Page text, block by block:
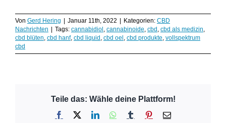
Von Gerd Hering | Januar 11th, 2022 | Kategorien: CBD
Nachrichten | Tags: cannabidiol, cannabinoide, cbd, cbd als medizin,
cbd blüten, cbd hanf, cbd liquid, cbd oel, cbd produkte, vollspektrum
cbd
Teile das: Wähle deine Plattform!
Facebook LinkedInWhatsApp
Tumblr Pinterest
E-